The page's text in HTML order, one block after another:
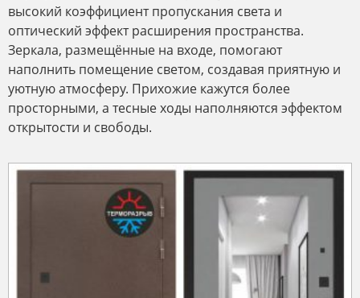
высокий коэффициент пропускания света и
оптический эффект расширения пространства.
Зеркала, размещённые на входе, помогают
наполнить помещение светом, создавая приятную и
уютную атмосферу. Прихожие кажутся более
просторными, а тесные ходы наполняются эффектом
открытости и свободы.